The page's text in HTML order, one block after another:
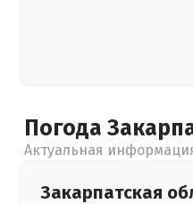
Погода
Актуальная
Закарпатская